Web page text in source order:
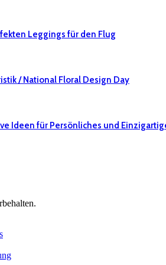
Leggings für den Flug
/ National Floral Design Day
Ideen für Persönliches und